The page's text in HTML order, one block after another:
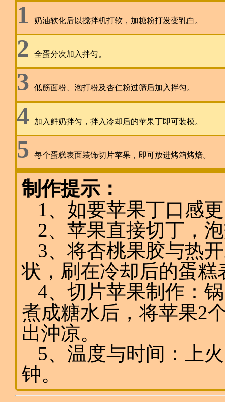
1 奶油软化后以搅拌机打软，加糖粉打发变乳白。
2 全蛋分次加入拌匀。
3 低筋面粉、泡打粉及杏仁粉过筛后加入拌匀。
4 加入鲜奶拌匀，拌入冷却后的苹果丁即可装模。
5 每个蛋糕表面装饰切片苹果，即可放进烤箱烤焙。
制作提示：
1、如要苹果丁口感
2、苹果直接切丁，
3、将杏桃果胶与热
状，刷在冷却后的蛋
4、切片苹果制作：
煮成糖水后，将苹果2
出沖凉。
5、温度与时间：上
钟。